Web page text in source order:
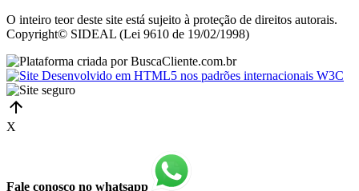
O inteiro teor deste site está sujeito à proteção de direitos autorais.
Copyright© SIDEAL (Lei 9610 de 19/02/1998)
X
Fale conosco no whatsapp